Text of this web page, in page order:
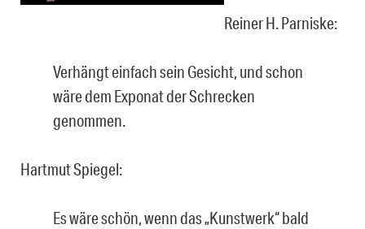
Reiner H. Parniske:
Verhängt einfach sein Gesicht, und schon
wäre dem Exponat der Schrecken
genommen.
Hartmut Spiegel:
Es wäre schön, wenn das „Kunstwerk“ bald